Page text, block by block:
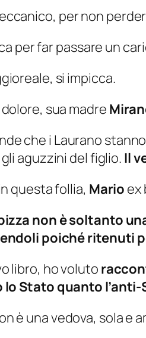
per non
per far passare un
si impicca.
sua madre
che i Laurano
aguzzini del figlio. Il
questa follia, Mario ex
non è soltanto
poiché ritenuti
libro, ho voluto
Stato quanto
è una vedova, sola e